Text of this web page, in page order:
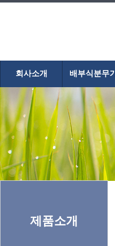
회사소개 배부식분무기
제품소개